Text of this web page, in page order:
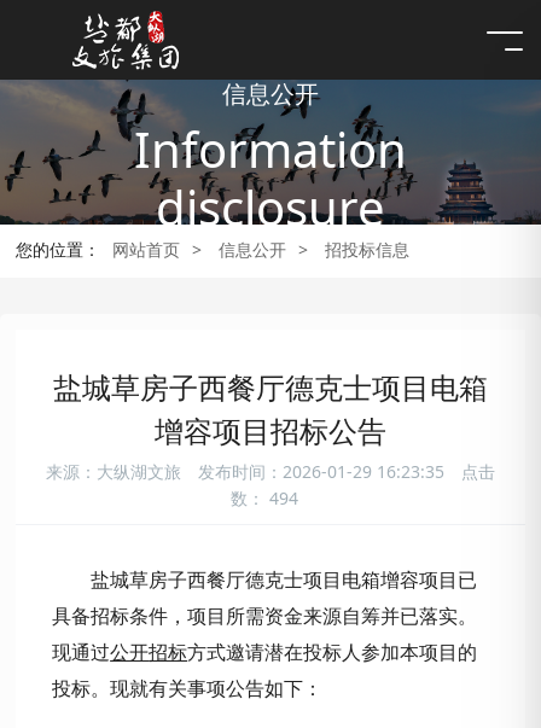
信息公开
Information
disclosure
您的位置： 网站首页 > 信息公开 > 招投标信息
盐城草房子西餐厅德克士项目电箱
增容项目招标公告
来源：大纵湖文旅 发布时间：2026-01-29 16:23:35
点击
数： 494
盐城草房子西餐厅德克士项目电箱增容项目 已
具备招标条件，项目所需资金来源自筹并已落实。
现通过公开招标方式邀请潜在投标人参加本项目的
投标。现就有关事项公告如下：